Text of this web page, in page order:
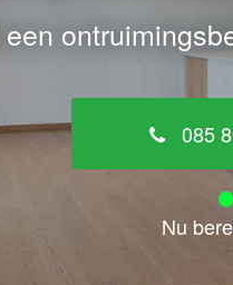
085
Nu